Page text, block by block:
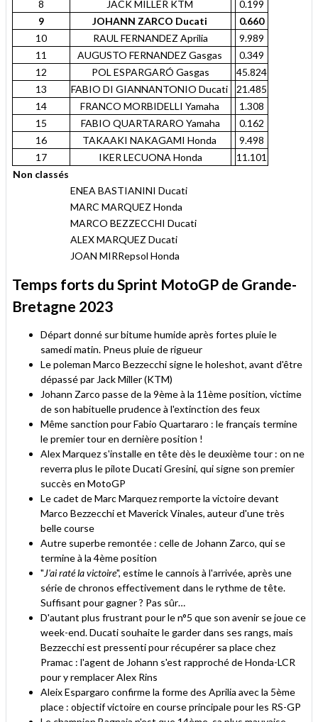
8
JACK MILLER KTM
0.199
9
JOHANN ZARCO Ducati
0.660
10
RAUL FERNANDEZ Aprilia
9.989
11
AUGUSTO FERNANDEZ Gasgas
0.349
12
POL ESPARGARÓ Gasgas
45.824
13
FABIO DI GIANNANTONIO Ducati
21.485
14
FRANCO MORBIDELLI Yamaha
1.308
15
FABIO QUARTARARO Yamaha
0.162
16
TAKAAKI NAKAGAMI Honda
9.498
17
IKER LECUONA Honda
11.101
Non classés
ENEA BASTIANINI Ducati
MARC MARQUEZ Honda
MARCO BEZZECCHI Ducati
ALEX MARQUEZ Ducati
JOAN MIRRepsol Honda
Temps forts du Sprint MotoGP de Grande-
Bretagne 2023
Départ donné sur bitume humide après fortes pluie le
samedi matin. Pneus pluie de rigueur
Le poleman Marco Bezzecchi signe le holeshot, avant d'être
dépassé par Jack Miller (KTM)
Johann Zarco passe de la 9ème à la 11ème position, victime
de son habituelle prudence à l'extinction des feux
Même sanction pour Fabio Quartararo : le français termine
le premier tour en dernière position !
Alex Marquez s'installe en tête dès le deuxième tour : on ne
reverra plus le pilote Ducati Gresini, qui signe son premier
succès en MotoGP
Le cadet de Marc Marquez remporte la victoire devant
Marco Bezzecchi et Maverick Vinales, auteur d'une très
belle course
Autre superbe remontée : celle de Johann Zarco, qui se
termine à la 4ème position
"J'ai raté la victoire", estime le cannois à l'arrivée, après une
série de chronos effectivement dans le rythme de tête.
Suffisant pour gagner ? Pas sûr…
D'autant plus frustrant pour le n°5 que son avenir se joue ce
week-end. Ducati souhaite le garder dans ses rangs, mais
Bezzecchi est pressenti pour récupérer sa place chez
Pramac : l'agent de Johann s'est rapproché de Honda-LCR
pour y remplacer Alex Rins
Aleix Espargaro confirme la forme des Aprilia avec la 5ème
place : objectif victoire en course principale pour les RS-GP